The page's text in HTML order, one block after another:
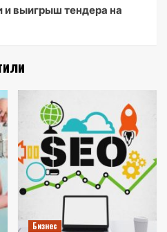
и выигрыш тендера на
Бизнес